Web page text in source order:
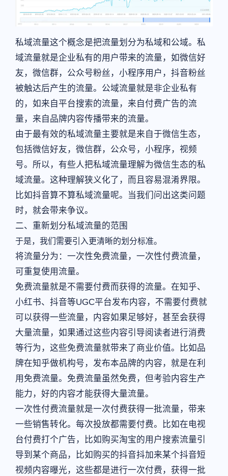
私域流量这个概念是把流量划分为私域和公域。私
域流量就是企业私有的用户带来的流量，如微信好
友，微信群，公众号粉丝，小程序用户，抖音粉丝
被触达后产生的流量。公域流量就是非企业私有
的，如来自平台搜索的流量，来自付费广告的流
量，来自品牌内容传播带来的流量。
由于最有效的私域流量主要就是来自于微信生态，
包括微信好友，微信群，公众号，小程序，视频
号。所以，有些人把私域流量理解为微信生态的私
域流量。这种理解狭义化了，而且容易混淆界限。
比如抖音算不算私域流量呢。当我们问出这类问题
时，就会带来争议。
二、重新划分私域流量的范围
于是，我们需要引入更清晰的划分标准。
将流量分为：一次性免费流量，一次性付费流量，
可重复使用流量。
免费流量就是不需要付费而获得的流量。在知乎、
小红书、抖音等UGC平台发布内容，不需要付费就
可以获得一些流量，内容如果足够好，甚至会获得
大量流量，如果通过这些内容引导阅读者进行消费
等行为，这些免费流量就带来了商业价值。比如品
牌在知乎做机构号，发布本品牌的内容，就是在利
用免费流量。免费流量虽然免费，但考验内容生产
能力，好的内容才能获得大量流量。
一次性付费流量就是一次付费获得一批流量，带来
一些销售转化。每次投放都需要付费。比如在电视
台付费打个广告，比如购买淘宝的用户搜索流量引
导到某个商品，比如购买的抖音抖加来某个抖音短
视频内容曝光，这些都是进行一次付费，获得一批